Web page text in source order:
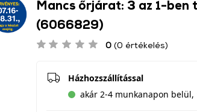
Mancs őrjárat: 3 az 1-ben
(6066829)
0 (0 értékelés)
Házhozszállítással
akár 2-4 munkanapon belül,